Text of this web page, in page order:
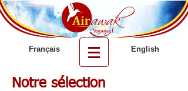
Français English
Notre sélection